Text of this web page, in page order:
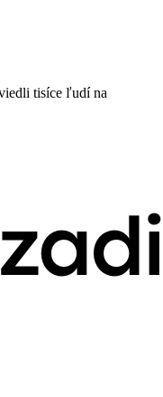
tisíce ľudí na